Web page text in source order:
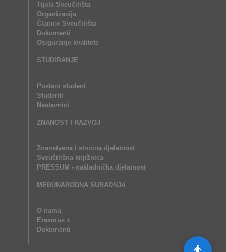
Tijela Sveučilišta
Organizacija
Članice Sveučilišta
Dokumenti
Osiguranje kvalitete
STUDIRANJE
Postani student
Studenti
Nastavnici
ZNANOST I RAZVOJ
Znanstvena i stručna djelatnost
Sveučilišna knjižnica
PRESSUM - nakladnička djelatnost
MEĐUNARODNA SURADNJA
O nama
Erasmus +
Dokumenti